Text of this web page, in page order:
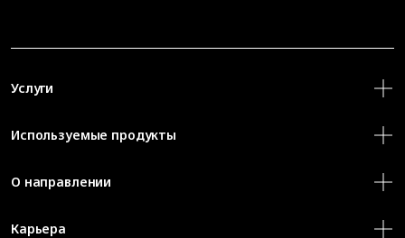
Услуги
Используемые продукты
О направлении
Карьера